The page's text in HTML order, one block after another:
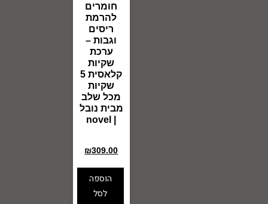
חומרים
להרמת
ריסים
וגבות –
ערכת
שקיות
קלאסית 5
שקיות
מכל שלב
מבית נובל
₪309.00
הוספה
לסל